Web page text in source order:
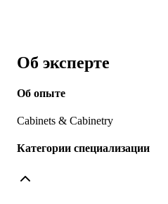
Об эксперте
Об опыте
Cabinets & Cabinetry
Категории специализации